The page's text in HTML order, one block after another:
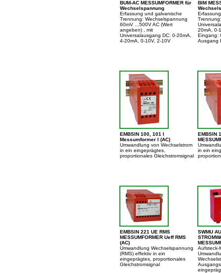
BUM-AC MESSUMFORMER für
Wechselspannung
Erfassung und galvanische
Trennung: Wechselspannung
60mV ...500V AC (Wert
angeben) , mit
Universalausgang DC: 0-20mA,
4-20mA, 0-10V, 2-10V
BIM
20mA, 0-
Eingang:
Ausgang
EMBSIN 100, 101 I
Messumformer I (AC)
Umwandlung von Wechselstrom
in ein eingeprägtes,
proportionales Gleichstromsignal
EMBSIN
in ein
EMBSIN 221 UE RMS
MESSUMFORMER Ueff RMS
(AC)
Umwandlung Wechselspannung
(RMS) effektiv in ein
eingeprägtes, proportionales
Gleichstromsignal
SWMU
Aufsteck-